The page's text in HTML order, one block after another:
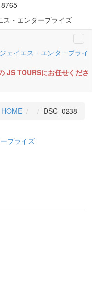
ス・エンタープライズ
JS TOURSにお任せくださ
HOME DSC_0238
プライズ